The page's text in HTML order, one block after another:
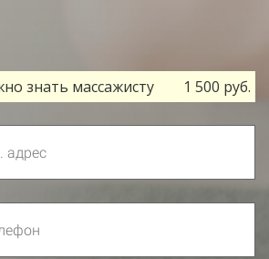
знать массажисту 1 500 руб.